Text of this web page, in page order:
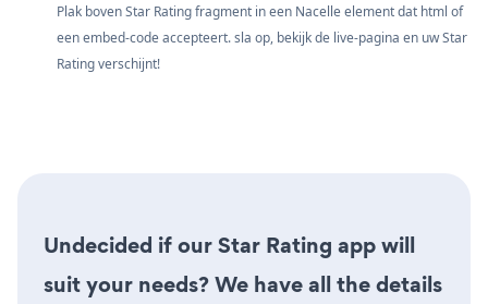
Plak boven Star Rating fragment in een Nacelle element dat html of
een embed-code accepteert. sla op, bekijk de live-pagina en uw Star
Rating verschijnt!
Undecided if our Star Rating app will
suit your needs? We have all the details